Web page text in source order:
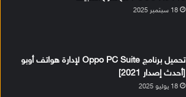
18 سبتمبر 2025
تحميل برنامج Oppo PC Suite لإدارة هواتف أوبو
[أحدث إصدار 2021]
18 يوليو 2025